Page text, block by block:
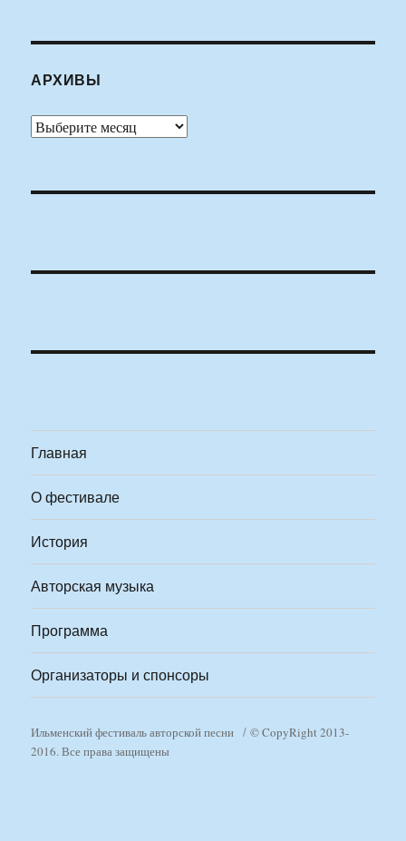
АРХИВЫ
Архивы
Главная
О фестивале
История
Авторская музыка
Программа
Организаторы и спонсоры
Ильменский фестиваль авторской песни
© CopyRight 2013-
2016. Все права защищены